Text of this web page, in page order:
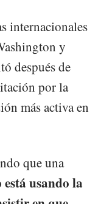
internacionales
y
después de
por la
más activa en
que una
usando la